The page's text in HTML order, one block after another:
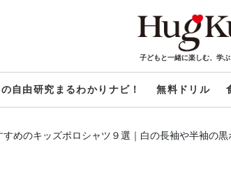
子どもと一緒に楽しむ、学ぶ
自由研究まるわかりナビ！ 無料ドリル
すめのキッズポロシャツ９選｜白の長袖や半袖の